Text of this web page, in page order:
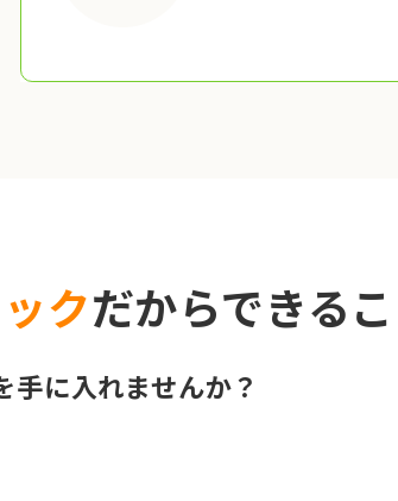
クだからできる
手に入れませんか？